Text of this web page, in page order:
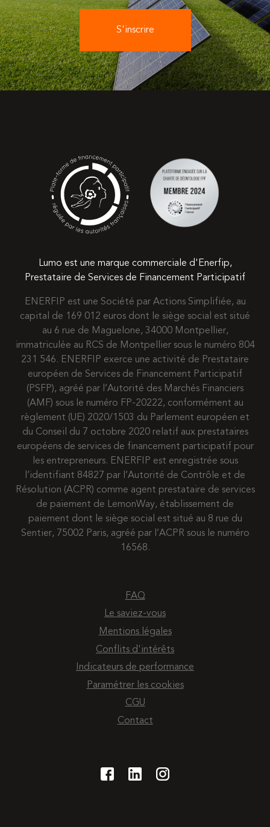
S'inscrire
Lumo est une marque commerciale d'Enerfip,
Prestataire de Services de Financement Participatif
ENERFIP est une Société par Actions Simplifiée, au
capital de 169 012 euros dont le siège social est situé
au 6 rue de Maguelone, 34000 Montpellier,
immatriculée au RCS de Montpellier sous le numéro 804
231 546. ENERFIP exerce une activité de Prestataire
européen de Services de Financement Participatif
(PSFP), agréé par l’Autorité des Marchés Financiers
(AMF) sous le numéro FP-20222, conformément au
règlement (UE) 2020/1503 du Parlement européen et
du Conseil du 7 octobre 2020 relatif aux prestataires
européens de services de financement participatif pour
les entrepreneurs. ENERFIP est enregistrée sous
l’identifiant 84827 par l’Autorité de Contrôle et de
Résolution (ACPR) comme agent prestataire de services
de paiement de LemonWay, établissement de
paiement dont le siège social est situé au 8 rue du
Sentier, 75002 Paris, agréé par l’ACPR sous le numéro
16568.
FAQ
Le saviez-vous
Mentions légales
Conflits d'intérêts
Indicateurs de performance
Paramétrer les cookies
CGU
Contact